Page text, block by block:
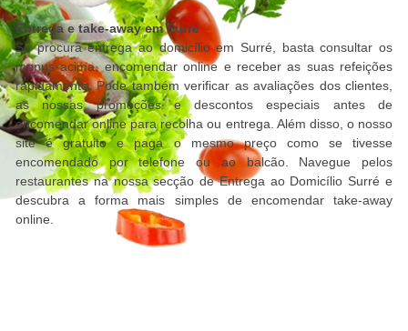
Entrega e take-away em Surré
Se procura entrega ao domicílio em Surré, basta consultar os
menus acima, encomendar online e receber as suas refeições
rapidamente. Pode também verificar as avaliações dos clientes,
as nossas promoções e descontos especiais antes de
encomendar online para recolha ou entrega. Além disso, o nosso
site é gratuito e paga o mesmo preço como se tivesse
encomendado por telefone ou ao balcão. Navegue pelos
restaurantes na nossa secção de Entrega ao Domicílio Surré e
descubra a forma mais simples de encomendar take-away
online.